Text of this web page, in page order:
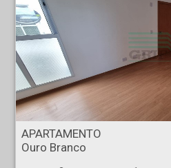
APARTAMENTO - Ouro Branco - Ribeirão Preto
APARTAMENTO
Ouro Branco